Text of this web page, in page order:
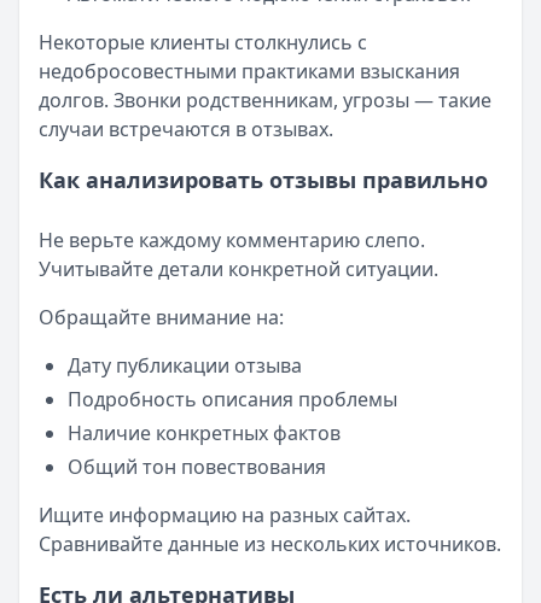
Некоторые клиенты столкнулись с
недобросовестными практиками взыскания
долгов. Звонки родственникам, угрозы — такие
случаи встречаются в отзывах.
Как анализировать отзывы правильно
Не верьте каждому комментарию слепо.
Учитывайте детали конкретной ситуации.
Обращайте внимание на:
Дату публикации отзыва
Подробность описания проблемы
Наличие конкретных фактов
Общий тон повествования
Ищите информацию на разных сайтах.
Сравнивайте данные из нескольких источников.
Есть ли альтернативы